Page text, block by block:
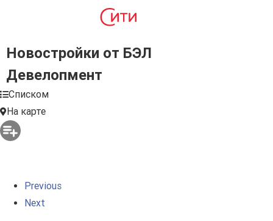
Новостройки от БЭЛ
Девелопмент
Списком
На карте
Previous
Next